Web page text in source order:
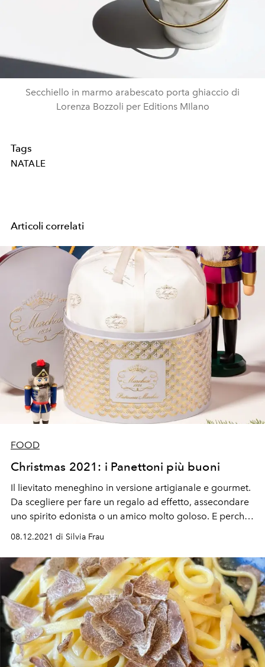
Secchiello in marmo arabescato porta ghiaccio di
Lorenza Bozzoli per Editions MIlano
Tags
NATALE
Articoli correlati
FOOD
Christmas 2021: i Panettoni più buoni
Il lievitato meneghino in versione artigianale e gourmet.
Da scegliere per fare un regalo ad effetto, assecondare
uno spirito edonista o un amico molto goloso. E perché
2021
08.12.2021 di Silvia Frau